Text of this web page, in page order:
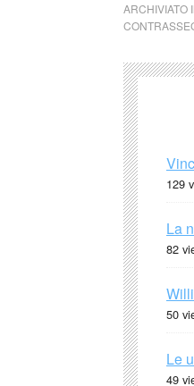
ARCHIVIATO
129
La
82
50
Le
49